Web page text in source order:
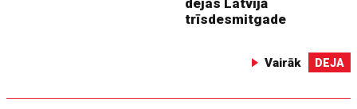
dejas Latvijā
trīsdesmitgade
Vairāk DEJA